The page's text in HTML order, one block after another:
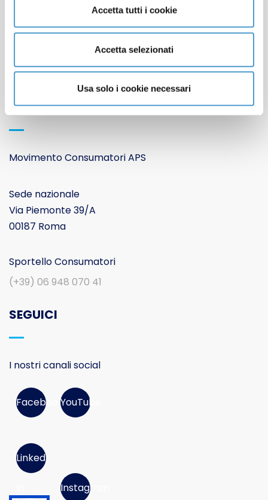
Accetta tutti i cookie
Accetta selezionati
Usa solo i cookie necessari
Apertura sedi locali
Informativa Privacy
CONTATTACI
Movimento Consumatori APS
Sede nazionale
Via Piemonte 39/A
00187 Roma
Sportello Consumatori
(+39) 06 948 070 41
SEGUICI
I nostri canali social
FacebookYouTube
Linked
Instagram